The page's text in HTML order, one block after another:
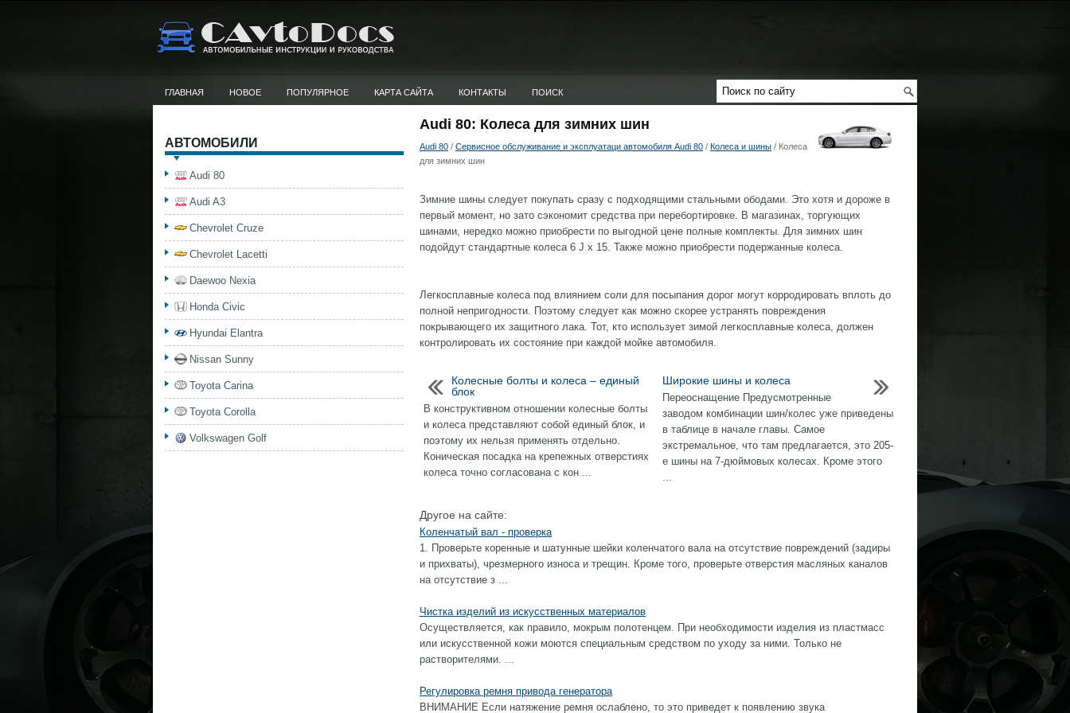
ГЛАВНАЯ НОВОЕ ПОПУЛЯРНОЕ КАРТА САЙТА КОНТАКТЫ ПОИСК
Audi 80: Колеса для зимних шин
Audi 80 / Сервисное обслуживание и эксплуатаци автомобиля Audi 80 / Колеса и шины / Колеса
для зимних шин
Зимние шины следует покупать сразу с подходящими стальными ободами. Это хотя и дороже в
первый момент, но зато сэкономит средства при перебортировке. В магазинах, торгующих
шинами, нередко можно приобрести по выгодной цене полные комплекты. Для зимних шин
подойдут стандартные колеса 6 J х 15. Также можно приобрести подержанные колеса.
Легкосплавные колеса под влиянием соли для посыпания дорог могут корродировать вплоть до
полной непригодности. Поэтому следует как можно скорее устранять повреждения
покрывающего их защитного лака. Тот, кто использует зимой легкосплавные колеса, должен
контролировать их состояние при каждой мойке автомобиля.
Колесные болты и колеса – единый
блок
В конструктивном отношении колесные болты
и колеса представляют собой единый блок, и
поэтому их нельзя применять отдельно.
Коническая посадка на крепежных отверстиях
колеса точно согласована с кон ...
Широкие шины и колеса
Переоснащение Предусмотренные
заводом комбинации шин/колес уже приведены
в таблице в начале главы. Самое
экстремальное, что там предлагается, это 205-
е шины на 7-дюймовых колесах. Кроме этого
...
Другое на сайте:
Коленчатый вал - проверка
1. Проверьте коренные и шатунные шейки коленчатого вала на отсутствие повреждений (задиры
и прихваты), чрезмерного износа и трещин. Кроме того, проверьте отверстия масляных каналов
на отсутствие з ...
Чистка изделий из искусственных материалов
Осуществляется, как правило, мокрым полотенцем. При необходимости изделия из пластмасс
или искусственной кожи моются специальным средством по уходу за ними. Только не
растворителями. ...
Регулировка ремня привода генератора
ВНИМАНИЕ Если натяжение ремня ослаблено, то это приведет к появлению звука
АВТОМОБИЛИ
Audi 80
Audi A3
Chevrolet Cruze
Chevrolet Lacetti
Daewoo Nexia
Honda Civic
Hyundai Elantra
Nissan Sunny
Toyota Carina
Toyota Corolla
Volkswagen Golf